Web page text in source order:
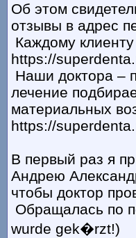
Об этом
отзывы в адрес
Каждому
https://
Наши доктора –
лечение
материальных
https://
В первый раз я
Андрею
чтобы доктор
Обращалась по
wurde gek�rzt!)